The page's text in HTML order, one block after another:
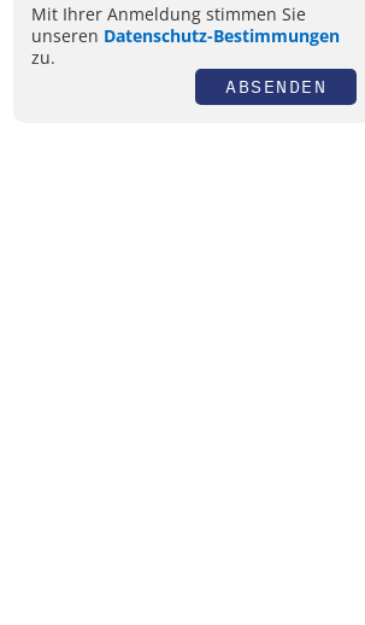
Mit Ihrer Anmeldung stimmen Sie
unseren Datenschutz-Bestimmungen
zu.
ABSENDEN